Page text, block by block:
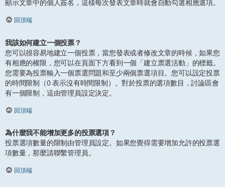
顯示文章中的個人簽名，這樣每次發表文章時就會自動勾選相應選項。
回頂端
我該如何建立一個投票？
您可以很容易地建立一個投票，當您發表或者修改文章的時候，如果您
有相應的權限，您可以在頁面下方看到一個「建立票選活動」的標籤。
您需要為投票輸入一個票選問題和至少兩個票選項目。您可以設定投票
的時間限制（0 表示沒有時間限制）。對於投票的選項數目，討論區會
有一個限制，這由管理員設定決定。
回頂端
為什麼我不能增加更多的投票選項？
投票選項數量的限制由管理員設定。如果您覺得需要增加允許的投票選
項數量，那麼請聯繫管理員。
回頂端